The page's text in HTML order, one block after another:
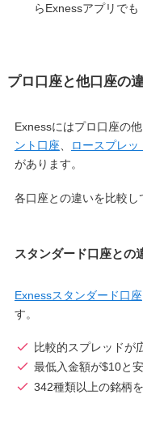
らExnessアプリでも
プロ口座と他口座の
Exnessにはプロ口座の他
ント口座、 ロースプレッ
があります。
各口座との違いを比較し
スタンダード口座との
Exnessスタンダード口座
す。
比較的スプレッドが
最低入金額が$10と
342種類以上の銘柄